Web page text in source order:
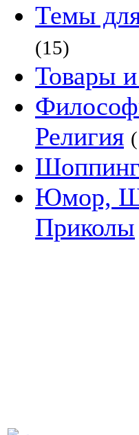
Темы
(15)
Товары
Религия
Шоппинг
Юмор,
Приколы